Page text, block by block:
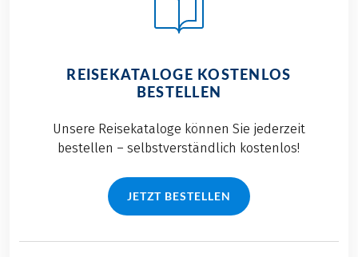
REISEKATALOGE KOSTENLOS
BESTELLEN
Unsere Reisekataloge können Sie jederzeit
bestellen – selbstverständlich kostenlos!
JETZT BESTELLEN